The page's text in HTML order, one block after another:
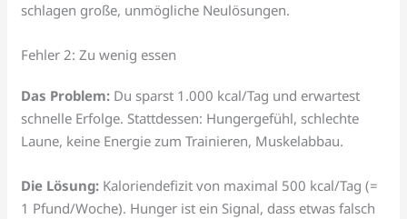
schlagen große, unmögliche Neulösungen.
Fehler 2: Zu wenig essen
Das Problem: Du sparst 1.000 kcal/Tag und erwartest
schnelle Erfolge. Stattdessen: Hungergefühl, schlechte
Laune, keine Energie zum Trainieren, Muskelabbau.
Die Lösung: Kaloriendefizit von maximal 500 kcal/Tag (=
1 Pfund/Woche). Hunger ist ein Signal, dass etwas falsch